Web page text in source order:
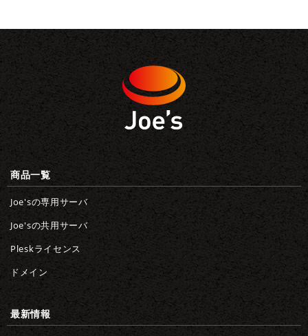
商品一覧
Joe'sの専用サーバ
Joe'sの共用サーバ
Pleskライセンス
ドメイン
最新情報